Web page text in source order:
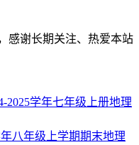
感谢长期关注、热爱本站
2025学年七年级上册地理
八年级上学期期末地理